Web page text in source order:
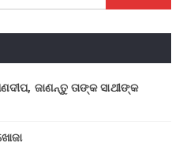
ଜାଣନ୍ତୁ ତାଙ୍କ ସାଥୀଙ୍କ